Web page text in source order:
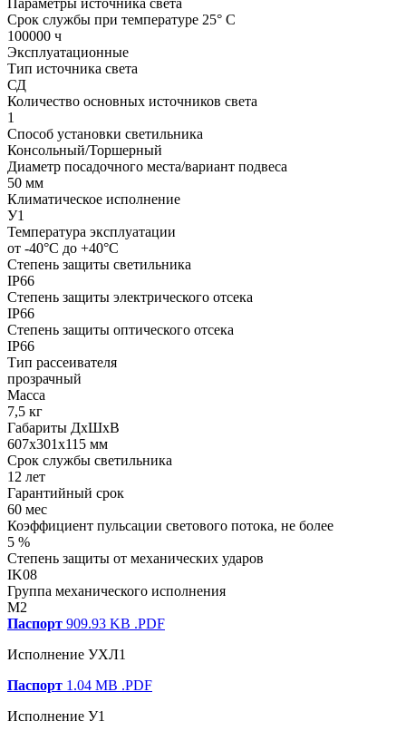
Срок службы при температуре 25° С
100000 ч
Эксплуатационные
Тип источника света
СД
Количество основных источников света
1
Способ установки светильника
Консольный/Торшерный
Диаметр посадочного места/вариант подвеса
50 мм
Климатическое исполнение
У1
Температура эксплуатации
от -40°С до +40°С
Степень защиты светильника
IP66
Степень защиты электрического отсека
IP66
Степень защиты оптического отсека
IP66
Тип рассеивателя
прозрачный
Масса
7,5 кг
Габариты ДхШхВ
607x301x115 мм
Срок службы светильника
12 лет
Гарантийный срок
60 мес
Коэффициент пульсации светового потока, не более
5 %
Степень защиты от механических ударов
IK08
Группа механического исполнения
M2
Паспорт 909.93 KB .PDF
Исполнение УХЛ1
Паспорт 1.04 MB .PDF
Исполнение У1